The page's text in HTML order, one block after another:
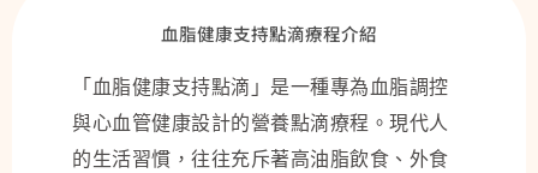
血脂健康支持點滴療程介紹
「血脂健康支持點滴」是一種專為血脂調控
與心血管健康設計的營養點滴療程。現代人
的生活習慣，往往充斥著高油脂飲食、外食